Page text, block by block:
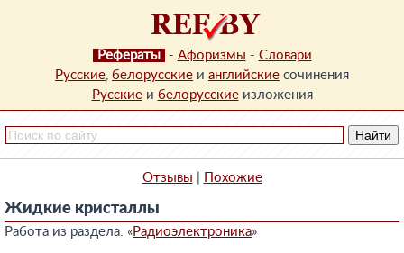
Рефераты - Афоризмы - Словари
Русские, белорусские и английские сочинения
Русскиеи белорусскиеизложения
Отзывы Похожие
Жидкие кристаллы
Работа из раздела: «Радиоэлектроника»